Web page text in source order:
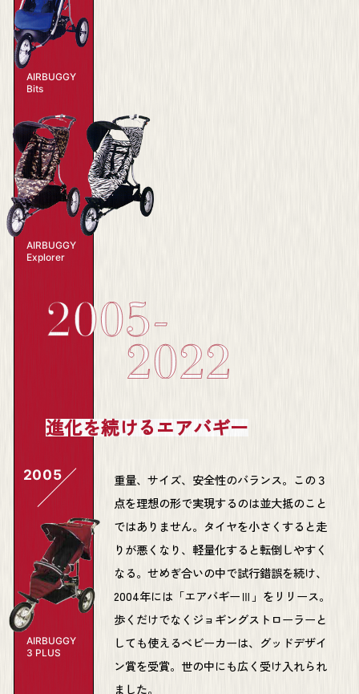
AIRBUGGY
Bits
AIRBUGGY
Explorer
進化を続けるエアバギー
2005
AIRBUGGY
3 PLUS
重量、サイズ、安全性のバランス。この３
点を理想の形で実現するのは並大抵のこと
ではありません。タイヤを小さくすると走
りが悪くなり、軽量化すると転倒しやすく
なる。せめぎ合いの中で試行錯誤を続け、
2004年には「エアバギーⅢ」をリリース。
歩くだけでなくジョギングストローラーと
しても使えるベビーカーは、グッドデザイ
ン賞を受賞。世の中にも広く受け入れられ
ました。